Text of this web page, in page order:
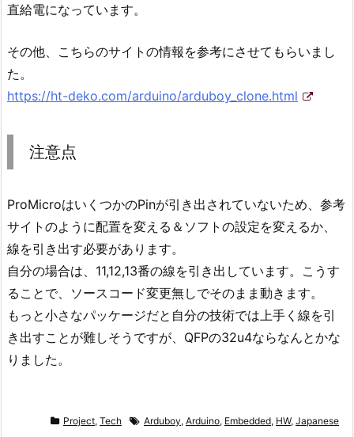
直給電になっています。
その他、こちらのサイトの情報を参考にさせてもらいまし
た。
https://ht-deko.com/arduino/arduboy_clone.html
注意点
ProMicroはいくつかのPinが引き出されていないため、参考
サイトのように配置を変える＆ソフトの設定を変えるか、
線を引き出す必要があります。
自分の場合は、11,12,13番の線を引き出しています。こうす
ることで、ソースコード変更無しでそのまま動きます。
もっと小さなパッケージだと自分の技術では上手く線を引
き出すことが難しそうですが、QFPの32u4ならなんとかな
りました。
Project, Tech Arduboy, Arduino, Embedded, HW, Japanese